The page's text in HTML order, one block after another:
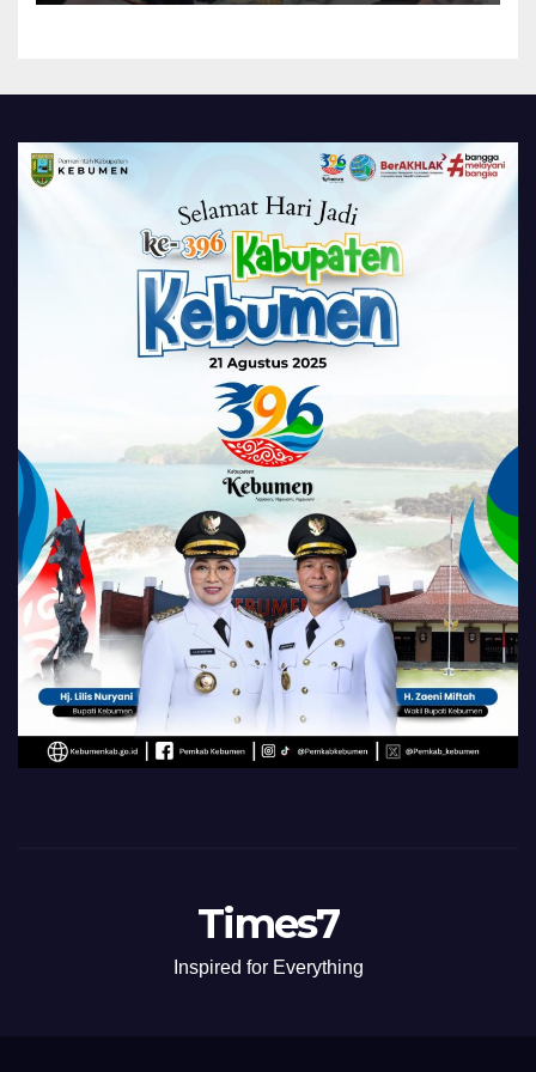
Times7
Inspired for Everything